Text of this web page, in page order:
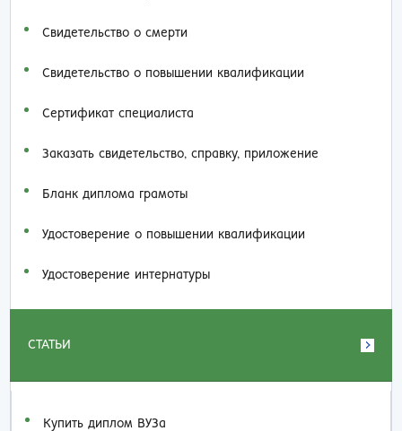
Свидетельство о смерти
Свидетельство о повышении квалификации
Сертификат специалиста
Заказать cвидетельство, справку, приложение
Бланк диплома грамоты
Удостоверение о повышении квалификации
Удостоверение интернатуры
СТАТЬИ
Купить диплом ВУЗа